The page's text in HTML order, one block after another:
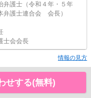
弁護士（令和４年・５年
護士連合会 会長）
士会会長
情報の見方
せする(無料)